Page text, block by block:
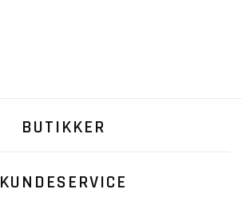
BUTIKKER
KUNDESERVICE